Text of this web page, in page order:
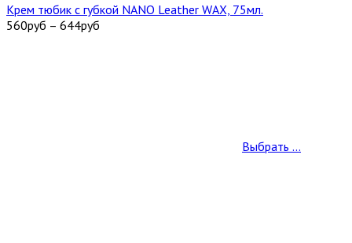
Крем тюбик с губкой NANO Leather WAX, 75мл.
560руб – 644руб
Выбрать ...